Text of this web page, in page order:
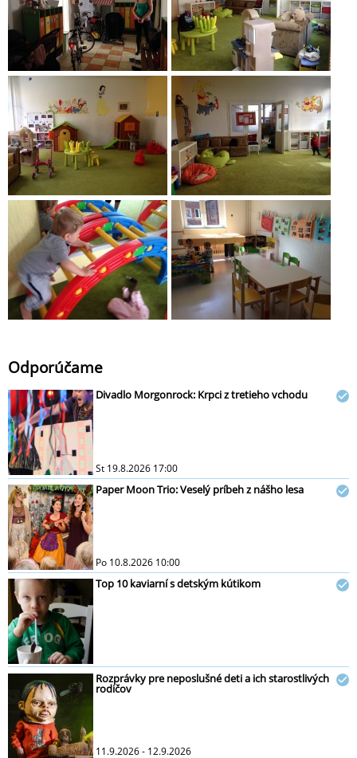
Odporúčame
Divadlo Morgonrock: Krpci z tretieho vchodu
St 19.8.2026 17:00
Paper Moon Trio: Veselý príbeh z nášho lesa
Po 10.8.2026 10:00
Top 10 kaviarní s detským kútikom
Rozprávky pre neposlušné deti a ich starostlivých
rodičov
11.9.2026 - 12.9.2026